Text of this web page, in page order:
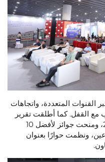
المتعددة، واتجاهات
مع القفل. كما أطلقت تقرير
جودة صناعة القفل الذكي لعام 2025، ومنحت جوائز لأفضل 10
ونظمت حوارًا بعنوان